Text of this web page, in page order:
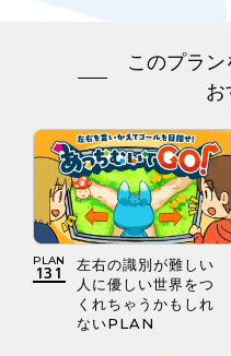
このプラ
お
PLAN
131
左右の識別が難しい
人に優しい世界をつ
くれちゃうかもしれ
ないPLAN